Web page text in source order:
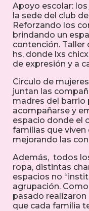
Apoyo escolar: los
la sede del club
Reforzando los
brindando un
contención. Taller
hs, donde lxs
de expresión y a
Circulo de
juntan las
madres del barrio
acompañarse y
espacio donde el
familias que viven
mejorando las
Además, todos
ropa, distintas
espacios no
agrupación.
pasado realizaron
que cada familia